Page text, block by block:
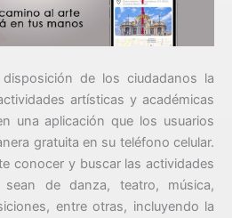
de los ciudadanos la
artísticas y académicas
una aplicación que los usuarios
gratuita en su teléfono celular.
conocer y buscar las actividades
de danza, teatro, música,
entre otras, incluyendo la